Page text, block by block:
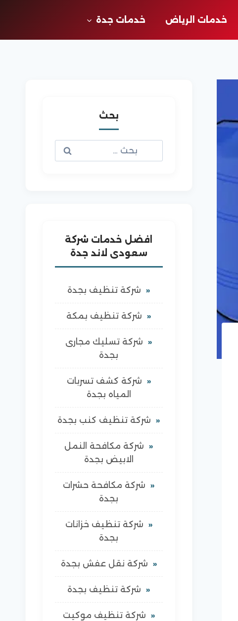
خدمات الرياض خدمات جدة
بحث
عن:
افضل خدمات شركة
سعودى لاند جدة
شركة تنظيف بجدة
شركة تنظيف بمكة
شركة تسليك مجارى
بجدة
شركة كشف تسربات
المياه بجدة
شركة تنظيف كنب بجدة
شركة مكافحة النمل
الابيض بجدة
شركة مكافحة حشرات
بجدة
شركة تنظيف خزانات
بجدة
شركة نقل عفش بجدة
شركة تنظيف بجدة
شركة تنظيف موكيت